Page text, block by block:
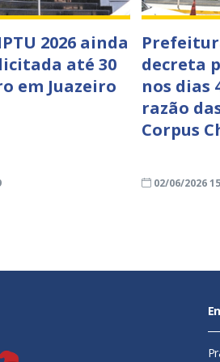
2026 ainda
até 30
em Juazeiro
decreta
nos dias
razão
Corpus
02/06/2026